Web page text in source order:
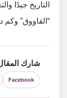
التاريخ جيدًا
“القاووق” وكم
شارك
Facebook